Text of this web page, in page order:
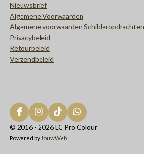
Nieuwsbrief
Algemene Voorwaarden
Algemene voorwaarden Schilderopdrachten
Privacybeleid
Retourbeleid
Verzendbeleid
F
a
e
I
n
t
T
i
T
W
h
© 2016 - 2026 LC Pro Colour
Powered by JouwWeb